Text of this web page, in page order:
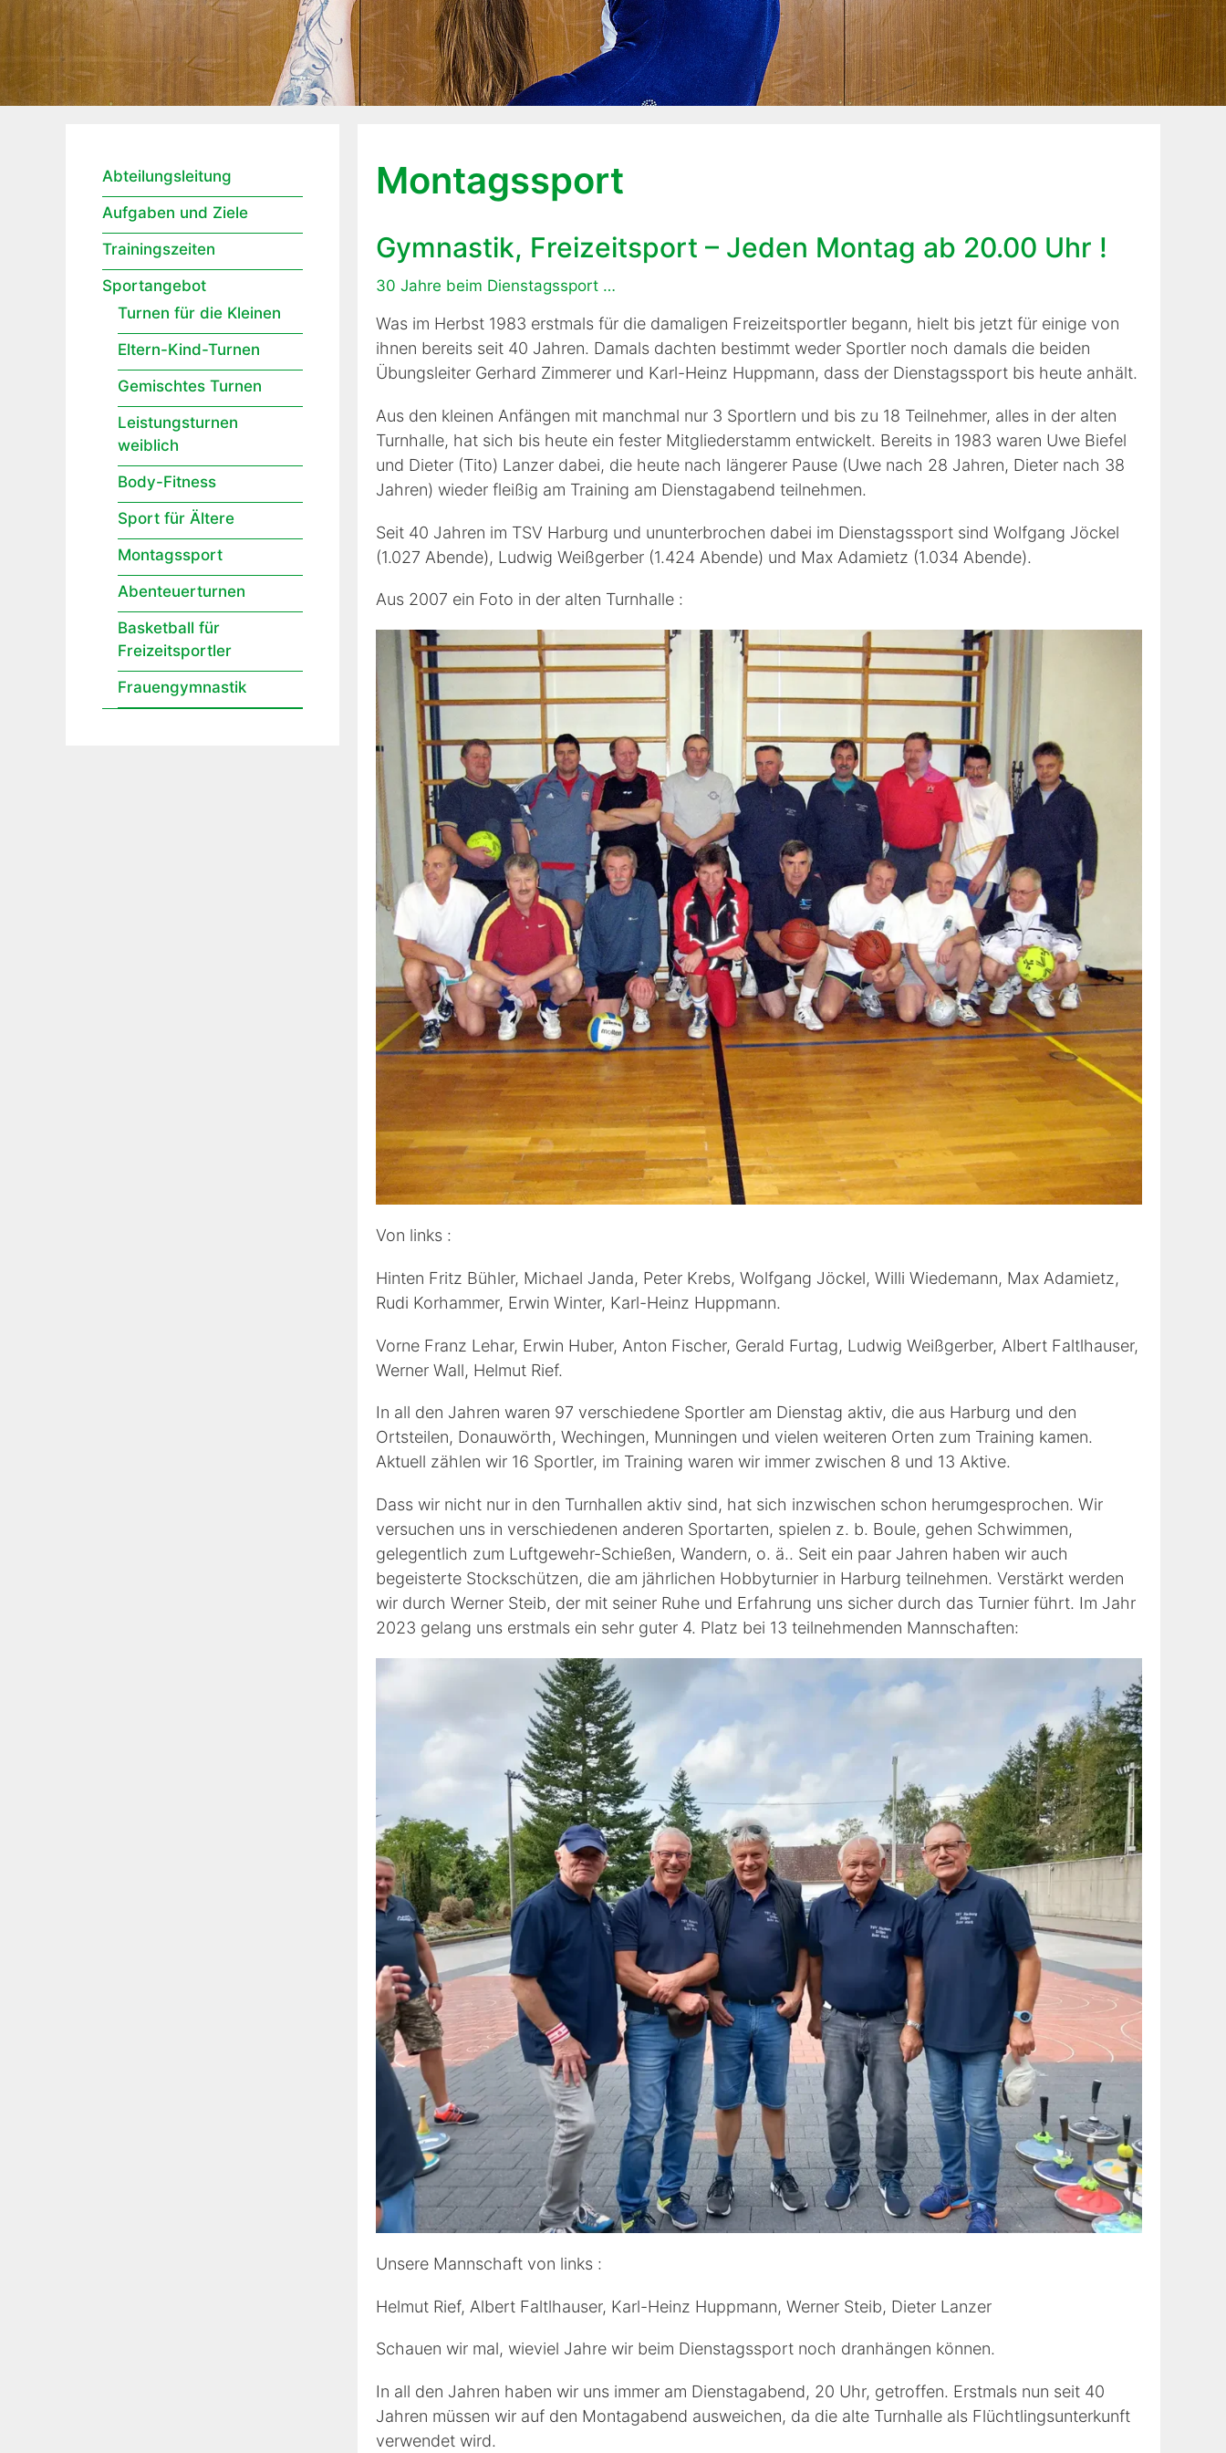
Montagssport
Gymnastik, Freizeitsport – Jeden Montag ab 20.00 Uhr !
30 Jahre beim Dienstagssport …
Was im Herbst 1983 erstmals für die damaligen Freizeitsportler begann, hielt bis jetzt für einige von
ihnen bereits seit 40 Jahren. Damals dachten bestimmt weder Sportler noch damals die beiden
Übungsleiter Gerhard Zimmerer und Karl-Heinz Huppmann, dass der Dienstagssport bis heute anhält.
Aus den kleinen Anfängen mit manchmal nur 3 Sportlern und bis zu 18 Teilnehmer, alles in der alten
Turnhalle, hat sich bis heute ein fester Mitgliederstamm entwickelt. Bereits in 1983 waren Uwe Biefel
und Dieter (Tito) Lanzer dabei, die heute nach längerer Pause (Uwe nach 28 Jahren, Dieter nach 38
Jahren) wieder fleißig am Training am Dienstagabend teilnehmen.
Seit 40 Jahren im TSV Harburg und ununterbrochen dabei im Dienstagssport sind Wolfgang Jöckel
(1.027 Abende), Ludwig Weißgerber (1.424 Abende) und Max Adamietz (1.034 Abende).
Aus 2007 ein Foto in der alten Turnhalle :
Von links :
Hinten Fritz Bühler, Michael Janda, Peter Krebs, Wolfgang Jöckel, Willi Wiedemann, Max Adamietz,
Rudi Korhammer, Erwin Winter, Karl-Heinz Huppmann.
Vorne Franz Lehar, Erwin Huber, Anton Fischer, Gerald Furtag, Ludwig Weißgerber, Albert Faltlhauser,
Werner Wall, Helmut Rief.
In all den Jahren waren 97 verschiedene Sportler am Dienstag aktiv, die aus Harburg und den
Ortsteilen, Donauwörth, Wechingen, Munningen und vielen weiteren Orten zum Training kamen.
Aktuell zählen wir 16 Sportler, im Training waren wir immer zwischen 8 und 13 Aktive.
Dass wir nicht nur in den Turnhallen aktiv sind, hat sich inzwischen schon herumgesprochen. Wir
versuchen uns in verschiedenen anderen Sportarten, spielen z. b. Boule, gehen Schwimmen,
gelegentlich zum Luftgewehr-Schießen, Wandern, o. ä.. Seit ein paar Jahren haben wir auch
begeisterte Stockschützen, die am jährlichen Hobbyturnier in Harburg teilnehmen. Verstärkt werden
wir durch Werner Steib, der mit seiner Ruhe und Erfahrung uns sicher durch das Turnier führt. Im Jahr
2023 gelang uns erstmals ein sehr guter 4. Platz bei 13 teilnehmenden Mannschaften:
Unsere Mannschaft von links :
Helmut Rief, Albert Faltlhauser, Karl-Heinz Huppmann, Werner Steib, Dieter Lanzer
Schauen wir mal, wieviel Jahre wir beim Dienstagssport noch dranhängen können.
In all den Jahren haben wir uns immer am Dienstagabend, 20 Uhr, getroffen. Erstmals nun seit 40
Jahren müssen wir auf den Montagabend ausweichen, da die alte Turnhalle als Flüchtlingsunterkunft
verwendet wird.
Abteilungsleitung
Aufgaben und Ziele
Trainingszeiten
Sportangebot
Turnen für die Kleinen
Eltern-Kind-Turnen
Gemischtes Turnen
Leistungsturnen
weiblich
Body-Fitness
Sport für Ältere
Montagssport
Abenteuerturnen
Basketball für
Freizeitsportler
Frauengymnastik